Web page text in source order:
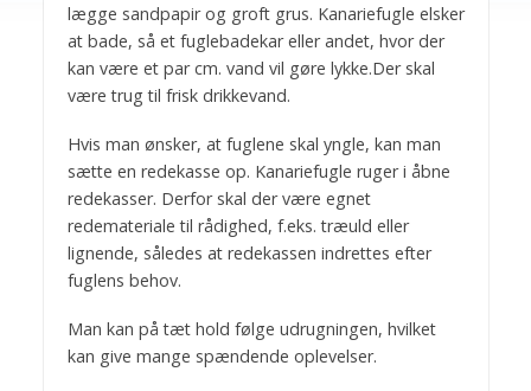
lægge sandpapir og groft grus. Kanariefugle elsker
at bade, så et fuglebadekar eller andet, hvor der
kan være et par cm. vand vil gøre lykke.Der skal
være trug til frisk drikkevand.
Hvis man ønsker, at fuglene skal yngle, kan man
sætte en redekasse op. Kanariefugle ruger i åbne
redekasser. Derfor skal der være egnet
redemateriale til rådighed, f.eks. træuld eller
lignende, således at redekassen indrettes efter
fuglens behov.
Man kan på tæt hold følge udrugningen, hvilket
kan give mange spændende oplevelser.